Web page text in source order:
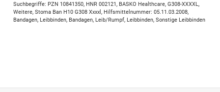
Suchbegriffe: PZN 10841350, HNR 002121, BASKO Healthcare, G308-XXXXL,
Weitere, Stoma Ban H10 G308 Xxxxl, Hilfsmittelnummer: 05.11.03.2008,
Bandagen, Leibbinden, Bandagen, Leib/Rumpf, Leibbinden, Sonstige Leibbinden